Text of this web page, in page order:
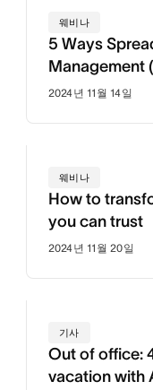
웨비나
5 Ways
Management
2024년 11월 14일
웨비나
How to
you can trust
2024년 11월 20일
기사
Out of office:
vacation with